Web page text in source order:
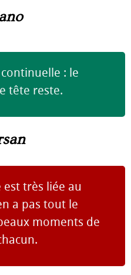
: le
tête reste.
est très liée au
a pas tout le
moments de